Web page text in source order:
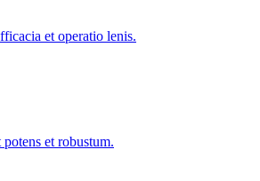
et operatio lenis.
et robustum.